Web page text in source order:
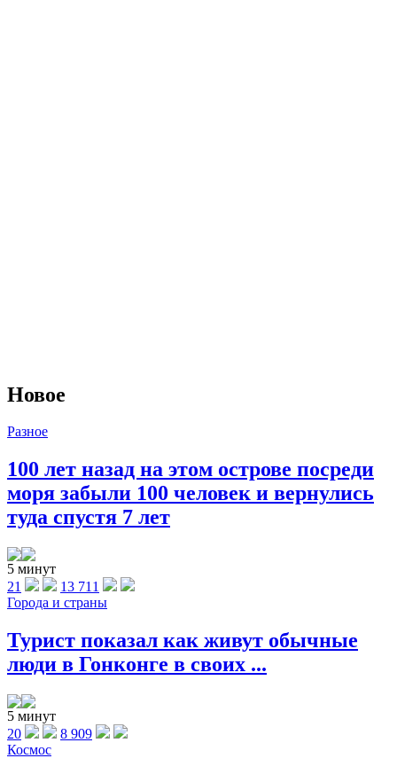
Новое
Разное
100 лет назад на этом острове посреди
моря забыли 100 человек и вернулись
туда спустя 7 лет
5 минут
21
13 711
Города и страны
Турист показал как живут обычные
люди в Гонконге в своих ...
5 минут
20
8 909
Космос